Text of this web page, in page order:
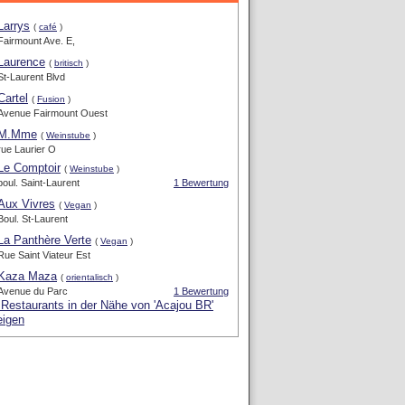
Larrys ( café )
Ave. E,
Laurence ( britisch )
Laurent Blvd
( Fusion )
Fairmount Ouest
M.Mme ( Weinstube )
Laurier O
Le Comptoir ( Weinstube )
1 Bewertung
Saint-Laurent
Vivres ( Vegan )
St-Laurent
La Panthère Verte ( Vegan )
Saint Viateur Est
Kaza Maza ( orientalisch )
1 Bewertung
du Parc
in der Nähe von 'Acajou BR'